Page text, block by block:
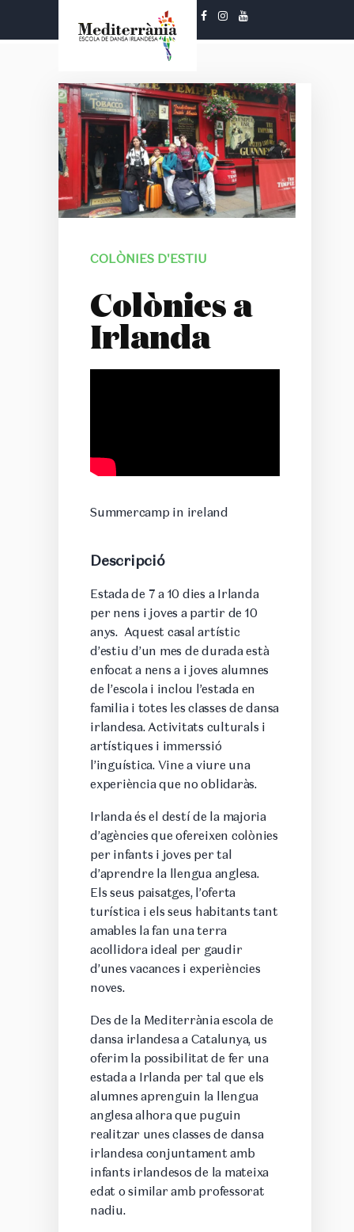
Segueix-nos!
COLÒNIES D'ESTIU
Colònies a
Irlanda
Summercamp in ireland
Descripció
Estada de 7 a 10 dies a Irlanda
per nens i joves a partir de 10
anys. Aquest casal artístic
d’estiu d’un mes de durada està
enfocat a nens a i joves alumnes
de l’escola i inclou l’estada en
familia i totes les classes de dansa
irlandesa. Activitats culturals i
artístiques i immerssió
l’inguística. Vine a viure una
experiència que no oblidaràs.
Irlanda és el destí de la majoria
d’agències que ofereixen colònies
per infants i joves per tal
d’aprendre la llengua anglesa.
Els seus paisatges, l’oferta
turística i els seus habitants tant
amables la fan una terra
acollidora ideal per gaudir
d’unes vacances i experiències
noves.
Des de la Mediterrània escola de
dansa irlandesa a Catalunya, us
oferim la possibilitat de fer una
estada a Irlanda per tal que els
alumnes aprenguin la llengua
anglesa alhora que puguin
realitzar unes classes de dansa
irlandesa conjuntament amb
infants irlandesos de la mateixa
edat o similar amb professorat
nadiu.